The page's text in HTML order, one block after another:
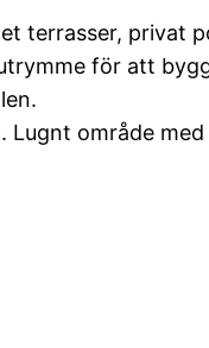
terrasser, privat
för att
område